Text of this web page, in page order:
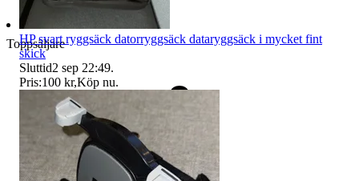
Toppsäljare
HP svart ryggsäck datorryggsäck dataryggsäck i mycket fint
skick
Sluttid2 sep 22:49.
Pris:100 kr,Köp nu.